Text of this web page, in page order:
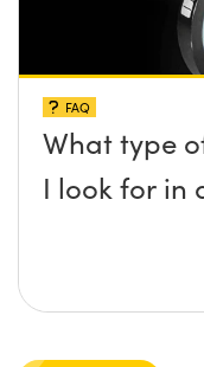
FAQ
What type
I look for in